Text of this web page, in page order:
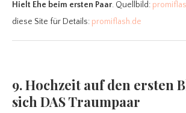
Hielt Ehe beim ersten Paar. Quellbild:
diese Site für Details: promiflash.de
9. Hochzeit auf den ersten
sich DAS Traumpaar